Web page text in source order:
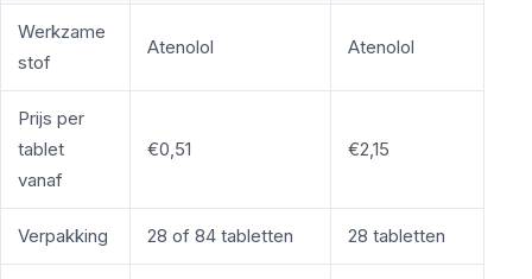
Werkzame
stof
Atenolol Atenolol
Prijs per
tablet
vanaf
€0,51 €2,15
Verpakking 28 of 84 tabletten 28 tabletten